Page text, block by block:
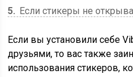
5
Если стикеры не
Если вы установили себе
друзьями, то вас также
использования стикеров,